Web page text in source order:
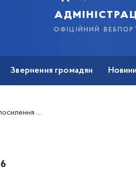
офіційний
Звернення громадян Новини
охорони праці